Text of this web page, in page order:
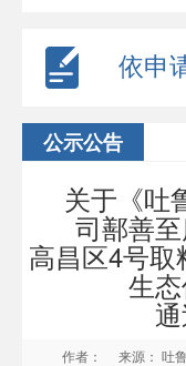
依申
公示公告
关于《吐
司鄯善
高昌区4号
生
作者： 来源： 吐